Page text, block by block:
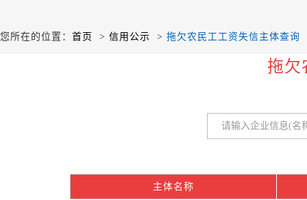
您所在的位置： 首页 > 信用公示 > 拖欠农民工工资失信主体查询
拖欠
主体名称